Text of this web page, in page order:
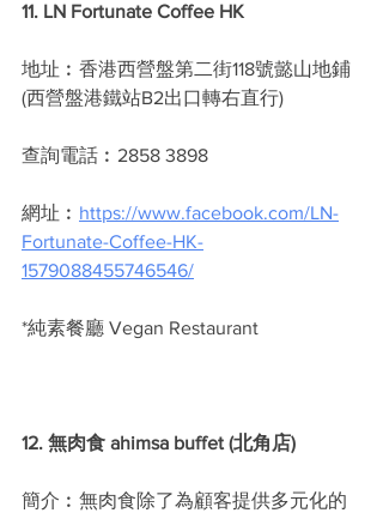
11. LN Fortunate Coffee HK
地址︰香港西營盤第二街118號懿山地鋪
(西營盤港鐵站B2出口轉右直行)
查詢電話︰2858 3898
網址︰ https://www.facebook.com/LN-
Fortunate-Coffee-HK-
1579088455746546/
*純素餐廳 Vegan Restaurant
12. 無肉食 ahimsa buffet (北角店)
簡介︰無肉食除了為顧客提供多元化的